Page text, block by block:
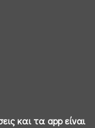
και τα app είναι